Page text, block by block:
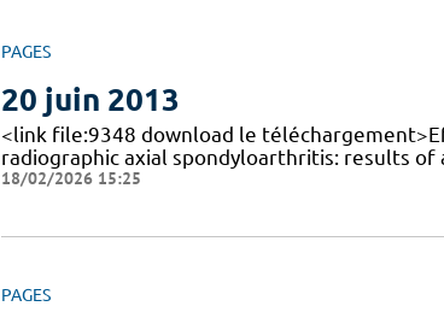
PAGES
20 juin 2013
<link file:9348 download le
radiographic axial spondyloarthritis: results of
18/02/2026 15:25
PAGES